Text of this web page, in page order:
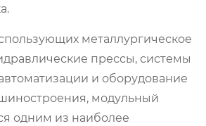
металлургическое
прессы, системы
и оборудование
модульный
одним из наиболее